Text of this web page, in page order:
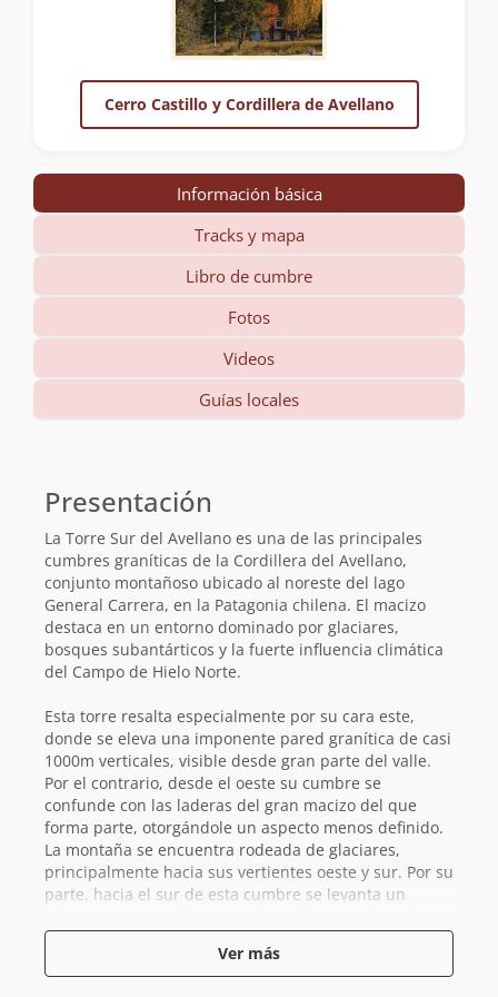
Cerro Castillo y Cordillera de Avellano
Información básica
Tracks y mapa
Libro de cumbre
Fotos
Videos
Guías locales
básica
Presentación
La Torre Sur del Avellano es una de las principales
cumbres graníticas de la Cordillera del Avellano,
conjunto montañoso ubicado al noreste del lago
General Carrera, en la Patagonia chilena. El macizo
destaca en un entorno dominado por glaciares,
bosques subantárticos y la fuerte influencia climática
del Campo de Hielo Norte.
Esta torre resalta especialmente por su cara este,
donde se eleva una imponente pared granítica de casi
1000m verticales, visible desde gran parte del valle.
Por el contrario, desde el oeste su cumbre se
confunde con las laderas del gran macizo del que
forma parte, otorgándole un aspecto menos definido.
La montaña se encuentra rodeada de glaciares,
principalmente hacia sus vertientes oeste y sur. Por su
parte, hacia el sur de esta cumbre se levanta un
y del cual no existen referencias claras sobre su
Ver más